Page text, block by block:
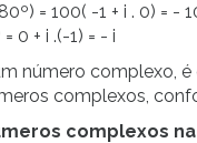
= 100( -1 + i . 0) = -
0 + i .(-1) = - i
número complexo,
complexos,
complexos